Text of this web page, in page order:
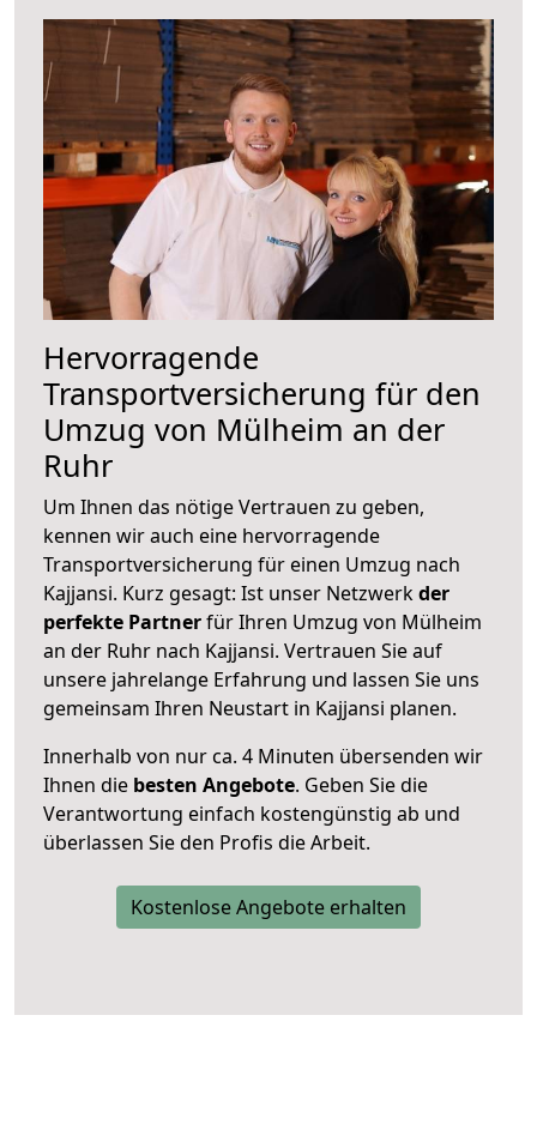
Hervorragende
Transportversicherung für den
Umzug von Mülheim an der
Ruhr
Um Ihnen das nötige Vertrauen zu geben,
kennen wir auch eine hervorragende
Transportversicherung für einen Umzug nach
Kajjansi. Kurz gesagt: Ist unser Netzwerkder
perfekte Partnerfür Ihren Umzug von Mülheim
an der Ruhr nach Kajjansi. Vertrauen Sie auf
unsere jahrelange Erfahrung und lassen Sie uns
gemeinsam Ihren Neustart in Kajjansi planen.
Innerhalb von nur ca. 4 Minuten übersenden wir
Ihnen die besten Angebote. Geben Sie die
Verantwortung einfach kostengünstig ab und
überlassen Sie den Profis die Arbeit.
Kostenlose Angebote erhalten